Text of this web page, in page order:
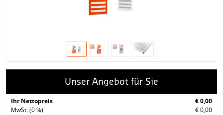
Unser Angebot für Sie
Ihr Nettopreis
€ 0,00
MwSt. (0 %)
€ 0,00